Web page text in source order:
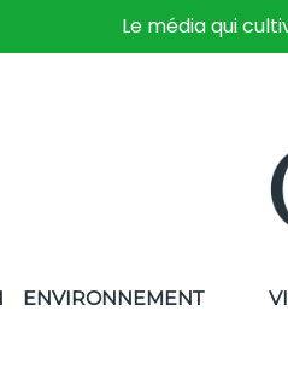
Le média qui
ENVIRONNEMENT